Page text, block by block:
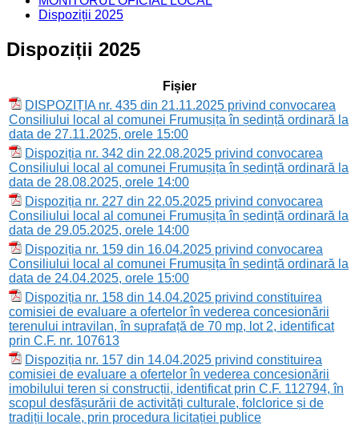
Dispoziții 2025
Dispoziții 2025
Fișier
DISPOZIȚIA nr. 435 din 21.11.2025 privind convocarea
Consiliului local al comunei Frumușița în ședință ordinară la
data de 27.11.2025, orele 15:00
Dispoziția nr. 342 din 22.08.2025 privind convocarea
Consiliului local al comunei Frumușița în ședință ordinară la
data de 28.08.2025, orele 14:00
Dispoziția nr. 227 din 22.05.2025 privind convocarea
Consiliului local al comunei Frumușița în ședință ordinară la
data de 29.05.2025, orele 14:00
Dispoziția nr. 159 din 16.04.2025 privind convocarea
Consiliului local al comunei Frumușița în ședință ordinară la
data de 24.04.2025, orele 15:00
Dispoziția nr. 158 din 14.04.2025 privind constituirea
comisiei de evaluare a ofertelor în vederea concesionării
terenului intravilan, în suprafață de 70 mp, lot 2, identificat
prin C.F. nr. 107613
Dispoziția nr. 157 din 14.04.2025 privind constituirea
comisiei de evaluare a ofertelor în vederea concesionării
imobilului teren și construcții, identificat prin C.F. 112794, în
scopul desfășurării de activități culturale, folclorice și de
tradiții locale, prin procedura licitației publice